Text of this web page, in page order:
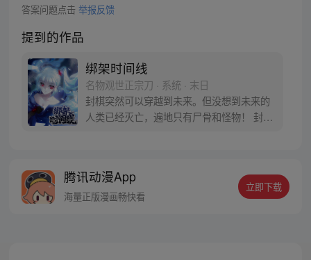
答案问题点击 举报反馈
提到的作品
绑架时间线
名物观世正宗刀 · 系统 · 末日
封棋突然可以穿越到未来。但没想到未来的
人类已经灭亡，遍地只有尸骨和怪物！ 封棋
怎么回事？
腾讯动漫App
海量正版漫画畅快看
立即下载